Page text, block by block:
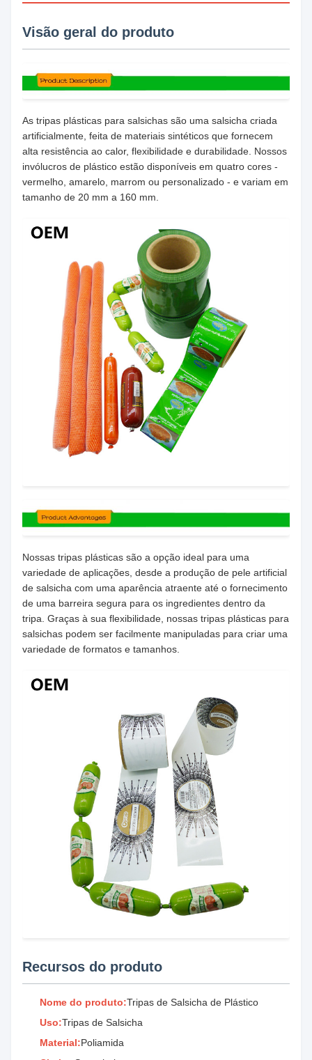
Visão geral do produto
As tripas plásticas para salsichas são uma salsicha criada
artificialmente, feita de materiais sintéticos que fornecem
alta resistência ao calor, flexibilidade e durabilidade. Nossos
invólucros de plástico estão disponíveis em quatro cores -
vermelho, amarelo, marrom ou personalizado - e variam em
tamanho de 20 mm a 160 mm.
Nossas tripas plásticas são a opção ideal para uma
variedade de aplicações, desde a produção de pele artificial
de salsicha com uma aparência atraente até o fornecimento
de uma barreira segura para os ingredientes dentro da
tripa. Graças à sua flexibilidade, nossas tripas plásticas para
salsichas podem ser facilmente manipuladas para criar uma
variedade de formatos e tamanhos.
Recursos do produto
Nome do produto:Tripas de Salsicha de Plástico
Uso:Tripas de Salsicha
Material:Poliamida